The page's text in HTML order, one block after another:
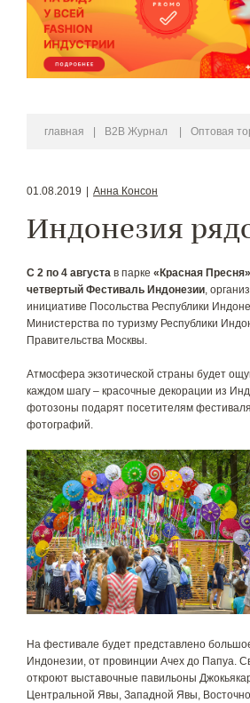
главная B2B Журнал Оптовая
01.08.2019 Анна Консон
Индонезия
С 2 по 4 августа в парке «Красная Пресня»
четвертый Фестиваль Индонезии,
инициативе Посольства Республики
Министерства по туризму Республики
Правительства Москвы.
Атмосфера экзотической страны будет
каждом шагу – красочные декорации из
фотозоны подарят посетителям
фотографий.
На фестивале будет представлено
Индонезии, от провинции Ачех до Папуа.
откроют выставочные павильоны
Центральной Явы, Западной Явы,